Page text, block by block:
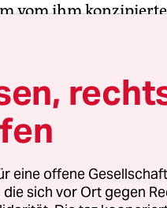
vom ihm
er in gewisser Weise
Industrie die
zur
der Frankfurter
zum
seine Schrift „Die
Band der „Sammlung
eine offene
sich vor Ort gegen